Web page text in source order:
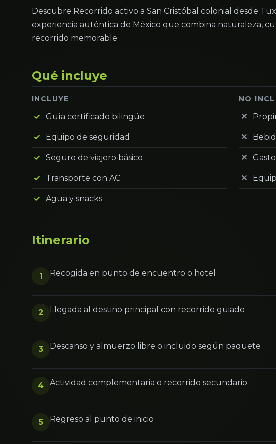
Descubre Recorrido activo a San Cristóbal colonial desde
experiencia auténtica de México que combina naturaleza,
recorrido memorable.
Qué incluye
INCLUYE
Guía certificado bilingüe
Equipo de seguridad
Seguro de viajero básico
Transporte con AC
Agua y snacks
NO
Itinerario
1 Recogida en punto de encuentro o hotel
2 Llegada al destino principal con recorrido guiado
3 Descanso y almuerzo libre o incluido según paquete
4 Actividad complementaria o recorrido secundario
5 Regreso al punto de inicio